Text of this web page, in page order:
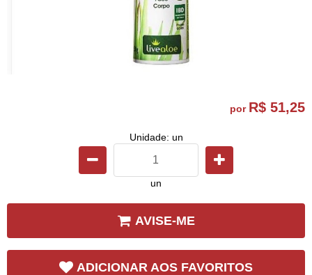
por R$ 51,25
Unidade: un
un
AVISE-ME
ADICIONAR AOS FAVORITOS